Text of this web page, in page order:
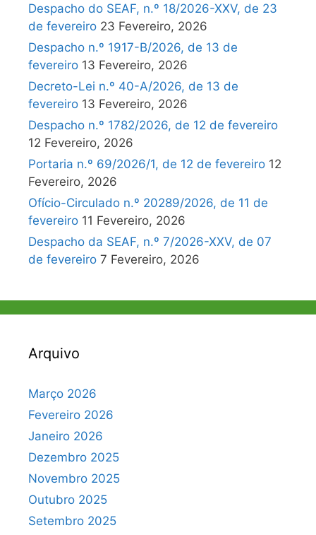
Despacho do SEAF, n.º 18/2026-XXV, de 23
de fevereiro 23 Fevereiro, 2026
Despacho n.º 1917-B/2026, de 13 de
fevereiro 13 Fevereiro, 2026
Decreto-Lei n.º 40-A/2026, de 13 de
fevereiro 13 Fevereiro, 2026
Despacho n.º 1782/2026, de 12 de fevereiro
12 Fevereiro, 2026
Portaria n.º 69/2026/1, de 12 de fevereiro 12
Fevereiro, 2026
Ofício-Circulado n.º 20289/2026, de 11 de
fevereiro 11 Fevereiro, 2026
Despacho da SEAF, n.º 7/2026-XXV, de 07
de fevereiro 7 Fevereiro, 2026
Arquivo
Março 2026
Fevereiro 2026
Janeiro 2026
Dezembro 2025
Novembro 2025
Outubro 2025
Setembro 2025